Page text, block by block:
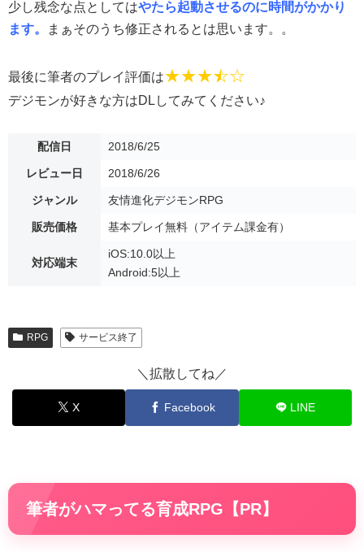
少し残念な点としてはやたら起動させるのに時間がかかり
ます。
まぁそのうち修正されるとは思います。。
最後に筆者のプレイ評価は★★★☆☆
デジモンが好きな方はDLしてみてください♪
配信日 2018/6/25
レビュー日 2018/6/26
ジャンル 友情進化デジモンRPG
販売価格 基本プレイ無料（アイテム課金有）
対応端末
iOS:10.0以上
Android:5以上
RPG サービス終了
＼拡散してね／
X Facebook LINE
筆者がハマってる育成RPG【PR】